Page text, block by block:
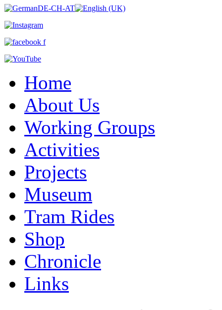
Home
About Us
Working Groups
Activities
Projects
Museum
Tram Rides
Shop
Chronicle
Links